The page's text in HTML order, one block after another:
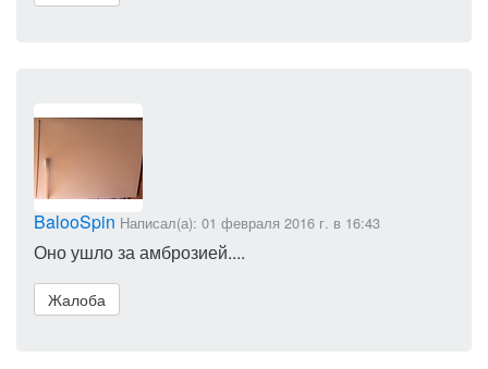
BalooSpin Написал(а): 01 февраля 2016 г. в 16:43
Оно ушло за амброзией....
Жалоба